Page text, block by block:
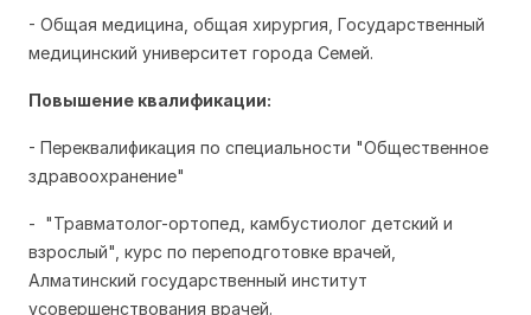
- Общая медицина, общая хирургия, Государственный
медицинский университет города Семей.
Повышение квалификации:
- Переквалификация по специальности "Общественное
здравоохранение"
- "Травматолог-ортопед, камбустиолог детский и
взрослый", курс по переподготовке врачей,
Алматинский государственный институт
усовершенствования врачей.